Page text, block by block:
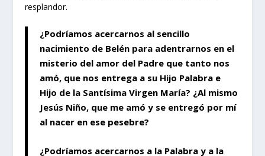
resplandor.
¿Podríamos acercarnos al sencillo
nacimiento de Belén para adentrarnos en el
misterio del amor del Padre que tanto nos
amó, que nos entrega a su Hijo Palabra e
Hijo de la Santísima Virgen María? ¿Al mismo
Jesús Niño, que me amó y se entregó por mí
al nacer en ese pesebre?
¿Podríamos acercarnos a la Palabra y a la